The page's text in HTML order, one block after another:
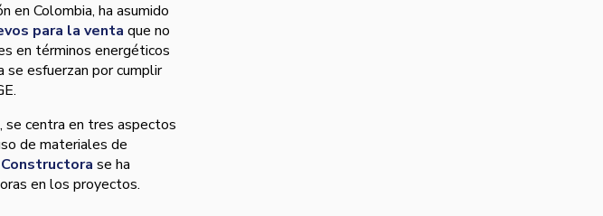
en Colombia, ha asumido
para la venta que no
en términos energéticos
esfuerzan por cumplir
centra en tres aspectos
de materiales de
Constructora se ha
en los proyectos.